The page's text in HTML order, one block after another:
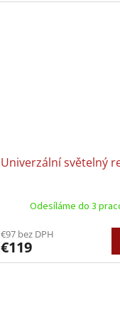
Univerzální světelný
Odesíláme do 3
€97 bez DPH
€119